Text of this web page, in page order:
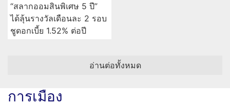
“สลากออมสินพิเศษ 5 ปี”
ได้ลุ้นรางวัลเดือนละ 2 รอบ
ชูดอกเบี้ย 1.52% ต่อปี
อ่านต่อทั้งหมด
การเมือง